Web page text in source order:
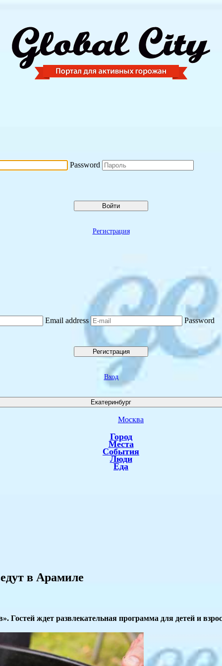
Password
Войти
Регистрация
Email address Password
Регистрация
Вход
Екатеринбург
Москва
Город
Места
События
Люди
Еда
в Арамиле
Гостей ждет развлекательная программа для детей и